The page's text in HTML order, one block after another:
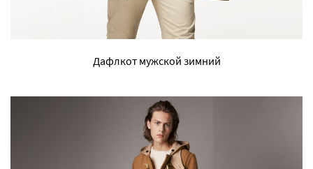
Дафлкот мужской зимний